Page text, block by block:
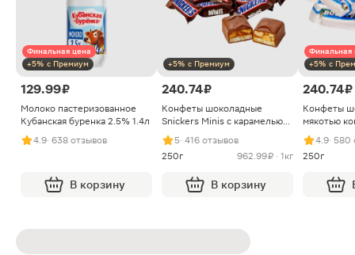
Финальная цена
+5% с Премиум
129.99 ₽
Молоко пастеризованное
Кубанская буренка 2.5% 1.4л
4.9· 638 отзывов
В корзину
+5% с Премиум
240.74 ₽
Конфеты шоколадные
Snickers Minis с карамелью
арахисом и нугой
5· 416 отзывов
250г
962.99 ₽ · 1кг
В корзину
Финальная
+5% с
240.74 ₽
Конфеты
мякотью
4.9· 580
250г